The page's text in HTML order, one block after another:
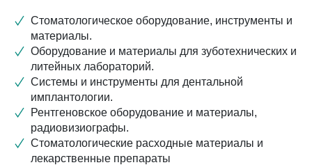
Стоматологическое оборудование, инструменты и
материалы.
Оборудование и материалы для зуботехнических и
литейных лабораторий.
Системы и инструменты для дентальной
имплантологии.
Рентгеновское оборудование и материалы,
радиовизиографы.
Стоматологические расходные материалы и
лекарственные препараты